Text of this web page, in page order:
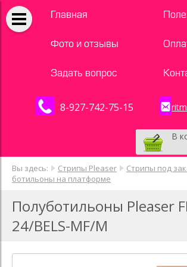
Главная
Фото и отзывы
Задать вопрос
8-927-742-75-15
В
Вы здесь: Стрипы Pleaser Стрипы под
ботильоны на платформе
Полуботильоны Pleaser
24/BELS-MF/M